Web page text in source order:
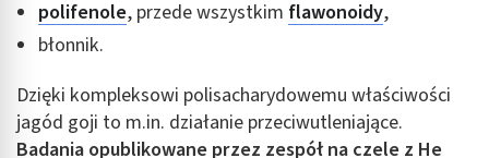
polifenole, przede wszystkim flawonoidy,
błonnik.
Dzięki kompleksowi polisacharydowemu właściwości
jagód goji to m.in. działanie przeciwutleniające.
Badania opublikowane przez zespół na czele z He